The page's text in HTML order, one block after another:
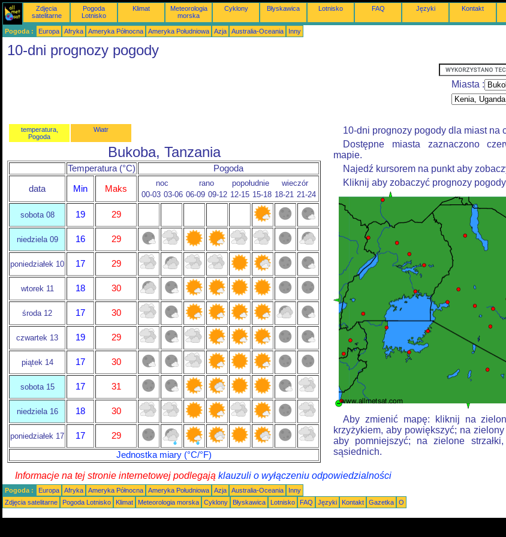
Zdjęcia
satelitarne
Pogoda
Lotnisko
Klimat
Meteorologia
morska
Cyklony Błyskawica Lotnisko FAQ Języki Kontakt
Pogoda : Europa Afryka Ameryka Północna Ameryka Południowa Azja Australia-Oceania Inny
10-dni prognozy pogody
Miasta :
temperatura,
Pogoda
Wiatr
Bukoba, Tanzania
Temperatura (°C) Pogoda
data Min Maks
noc rano popołudnie
wieczór
00-03 03-06 06-09 09-12 12-15 15-18 18-21 21-24
sobota 08 19 29
niedziela 09 16 29
poniedziałek 10 17 29
wtorek 11 18 30
środa 12 17 30
czwartek 13 19 29
piątek 14 17 30
sobota 15 17 31
niedziela 16 18 30
poniedziałek 17 17
29
Jednostka miary (°C/°F)
10-dni prognozy pogody dla miast na
Dostępne miasta zaznaczono
mapie.
Najedź kursorem na punkt aby
Kliknij aby zobaczyć prognozy
Aby zmienić mapę: kliknij na
krzyżykiem, aby powiększyć; na
aby pomniejszyć; na zielone
sąsiednich.
Informacje na tej stronie internetowej podlegają klauzuli o wyłączeniu odpowiedzialności
Pogoda : Europa Afryka Ameryka Północna Ameryka Południowa Azja Australia-Oceania
Inny
Zdjęcia satelitarne
Pogoda Lotnisko Klimat Meteorologia morska Cyklony Błyskawica Lotnisko FAQ Języki Kontakt Gazetka O